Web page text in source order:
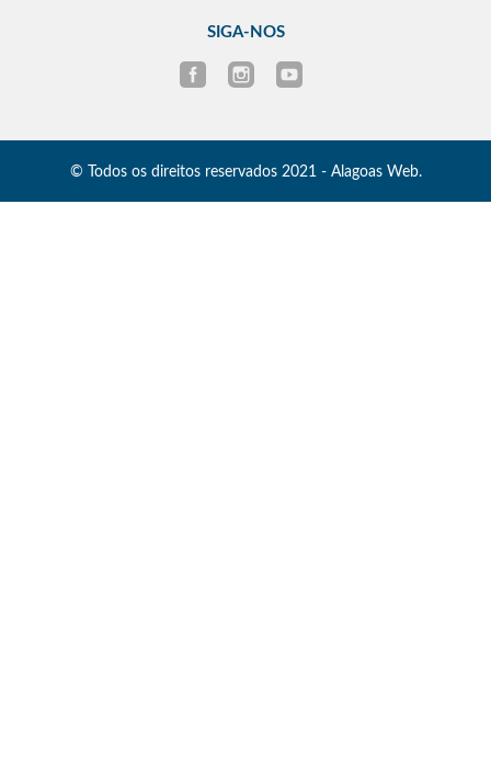
SIGA-NOS
© Todos os direitos reservados 2021 - Alagoas Web.